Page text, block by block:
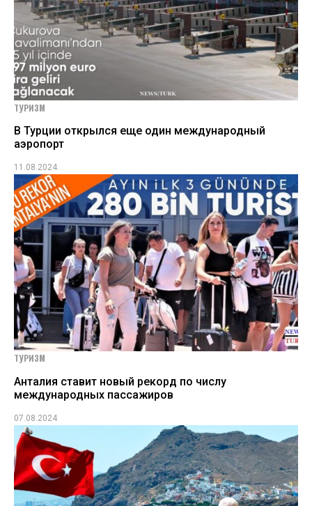
ТУРИЗМ
В Турции открылся еще один международный
аэропорт
11.08.2024
ТУРИЗМ
Анталия ставит новый рекорд по числу
международных пассажиров
07.08.2024